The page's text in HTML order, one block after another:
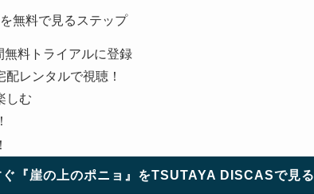
を無料で見るステップ
無料トライアルに登録
配レンタルで視聴！
しむ
ぐ『崖の上のポニョ』をTSUTAYA DISCASで見る